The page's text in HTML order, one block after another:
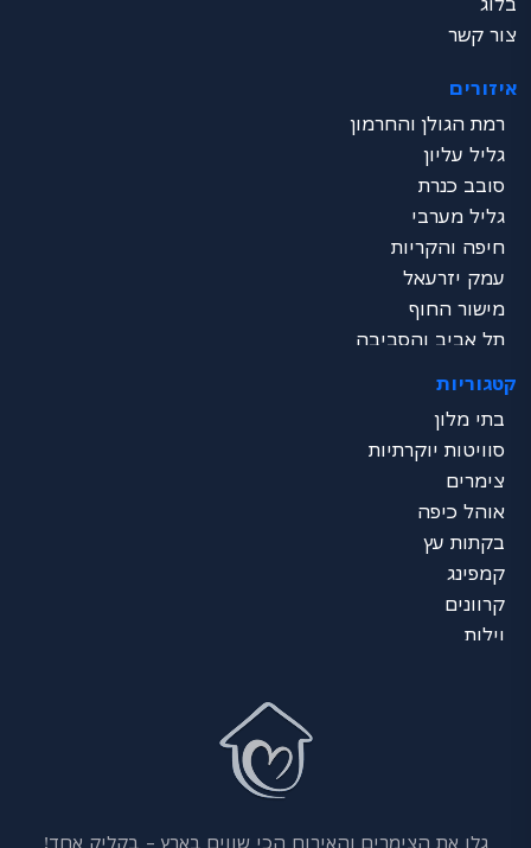
צור קשר
איזורים
רמת הגולן והחרמון
גליל עליון
סובב כנרת
גליל מערבי
חיפה והקריות
עמק יזרעאל
מישור החוף
תל אביב והסביבה
דרום - ים המלח
נגב
ערבה
אילת
כל הצפון
מרכז הכל
דרום הכל
קטגוריות
בתי מלון
סוויטות יוקרתיות
צימרים
אוהל כיפה
בקתות עץ
קמפינג
קרוונים
וילות
גלו את הצימרים והאירוח הכי שווים בארץ – בקליק אחד!